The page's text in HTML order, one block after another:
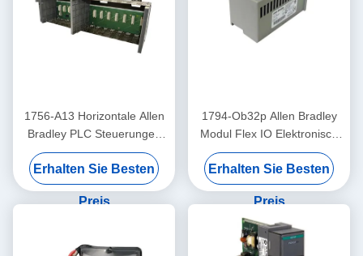
1756-A13 Horizontale Allen
Bradley PLC Steuerungen
Chassis 13 13 Schlitze
Erhalten Sie Besten
Preis
1794-Ob32p Allen Bradley
Modul Flex IO Elektronisch
geschützte diskrete
Ausgangsmodul
Erhalten Sie Besten
Preis